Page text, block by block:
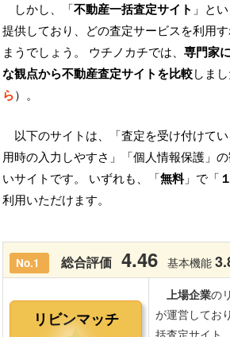
しかし、「不動産一括査定サイト 」と
提供しており、どの査定サービスを利用
まうでしょう。 ウチノカチでは、 専門家
な観点から不動産査定サイトを比較しま
ら）。
以下のサイトは、「査定を受け付けて
用時の入力しやすさ」「個人情報保護」
いサイトです。 いずれも、「無料」で「
利用いただけます。